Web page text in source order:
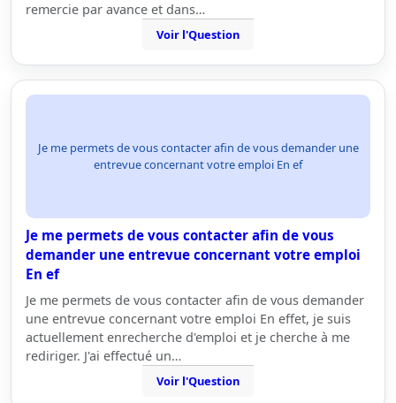
remercie par avance et dans…
Voir l'Question
Je me permets de vous contacter afin de vous demander une
entrevue concernant votre emploi En ef
Je me permets de vous contacter afin de vous
demander une entrevue concernant votre emploi
En ef
Je me permets de vous contacter afin de vous demander
une entrevue concernant votre emploi En effet, je suis
actuellement enrecherche d'emploi et je cherche à me
rediriger. J'ai effectué un…
Voir l'Question